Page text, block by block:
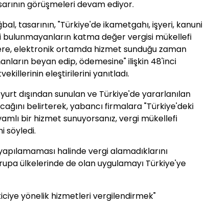
görüşmeleri devam ediyor.
tasarının, "Türkiye'de ikametgahı, işyeri, kanuni
bulunmayanların katma değer vergisi mükellefi
elektronik ortamda hizmet sunduğu zaman
beyan edip, ödemesine" ilişkin 48'inci
eleştirilerini yanıtladı.
dışından sunulan ve Türkiye'de yararlanılan
belirterek, yabancı firmalara "Türkiye'deki
bir hizmet sunuyorsanız, vergi mükellefi
söyledi.
halinde vergi alamadıklarını
ülkelerinde de olan uygulamayı Türkiye'ye
yönelik hizmetleri vergilendirmek"